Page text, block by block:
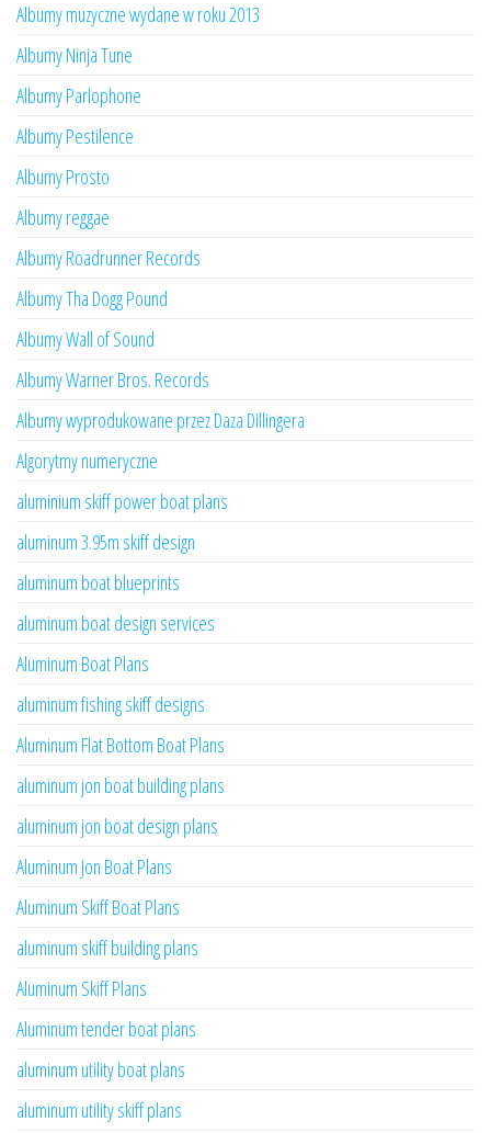
Albumy muzyczne wydane w roku 2013
Albumy Ninja Tune
Albumy Parlophone
Albumy Pestilence
Albumy Prosto
Albumy reggae
Albumy Roadrunner Records
Albumy Tha Dogg Pound
Albumy Wall of Sound
Albumy Warner Bros. Records
Albumy wyprodukowane przez Daza Dillingera
Algorytmy numeryczne
aluminium skiff power boat plans
aluminum 3.95m skiff design
aluminum boat blueprints
aluminum boat design services
Aluminum Boat Plans
aluminum fishing skiff designs
Aluminum Flat Bottom Boat Plans
aluminum jon boat building plans
aluminum jon boat design plans
Aluminum Jon Boat Plans
Aluminum Skiff Boat Plans
aluminum skiff building plans
Aluminum Skiff Plans
Aluminum tender boat plans
aluminum utility boat plans
aluminum utility skiff plans